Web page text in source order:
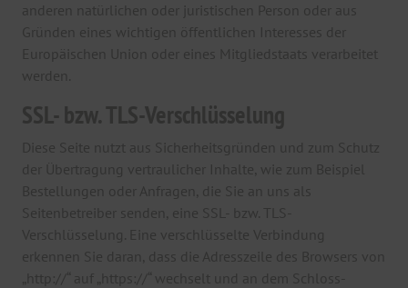
anderen natürlichen oder juristischen Person oder aus
Gründen eines wichtigen öffentlichen Interesses der
Europäischen Union oder eines Mitgliedstaats verarbeitet
werden.
SSL- bzw. TLS-Verschlüsselung
Diese Seite nutzt aus Sicherheitsgründen und zum Schutz
der Übertragung vertraulicher Inhalte, wie zum Beispiel
Bestellungen oder Anfragen, die Sie an uns als
Seitenbetreiber senden, eine SSL- bzw. TLS-
Verschlüsselung. Eine verschlüsselte Verbindung
erkennen Sie daran, dass die Adresszeile des Browsers von
„http://“ auf „https://“ wechselt und an dem Schloss-